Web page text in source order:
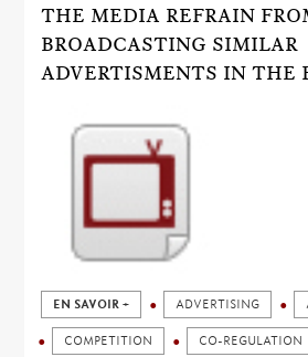
THE MEDIA REFRAIN
BROADCASTING SIMILAR
ADVERTISMENTS IN THE
EN SAVOIR + ADVERTISING
COMPETITION CO-REGULATION